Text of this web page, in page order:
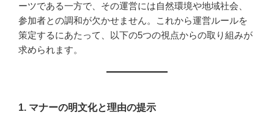
ーツである一方で、その運営には自然環境や地域社会、
参加者との調和が欠かせません。これから運営ルールを
策定するにあたって、以下の5つの視点からの取り組みが
求められます。
1. マナーの明文化と理由の提示